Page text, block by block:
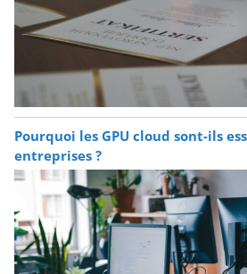
Pourquoi les GPU cloud sont-ils
entreprises ?